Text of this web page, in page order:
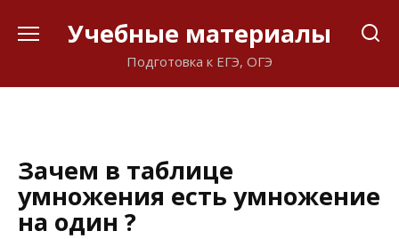
Учебные материалы
Подготовка к ЕГЭ, ОГЭ
Зачем в таблице
умножения есть умножение
на один ?